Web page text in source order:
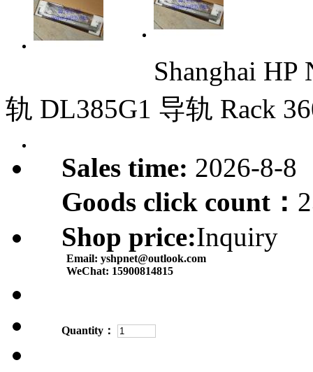
Shanghai
轨 DL385G1 导轨 Rack
Sales time: 2026-8-8
Goods click count：
Shop price:Inquiry
Email: yshpnet@outlook.com
WeChat: 15900814815
Quantity：